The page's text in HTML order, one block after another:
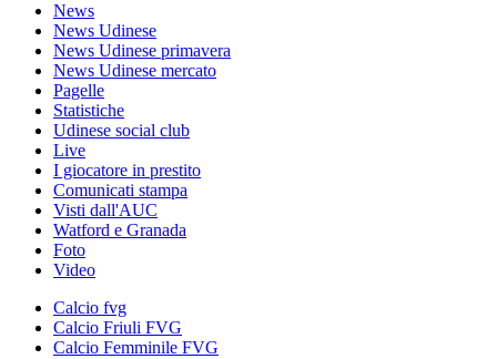
News
News Udinese
News Udinese primavera
News Udinese mercato
Pagelle
Statistiche
Udinese social club
Live
I giocatore in prestito
Comunicati stampa
Visti dall'AUC
Watford e Granada
Foto
Video
Calcio fvg
Calcio Friuli FVG
Calcio Femminile FVG